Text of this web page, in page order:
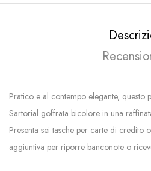
Pratico e al contempo elegante, questo
Sartorial goffrata bicolore in una
Presenta sei tasche per carte di credito
aggiuntiva per riporre banconote o